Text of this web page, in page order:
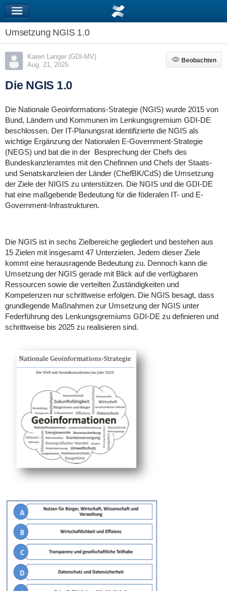
Umsetzung NGIS 1.0
Karen Langer (GDI-MV)
Aug. 21, 2025
Beobachten
Beobachten
Die NGIS 1.0
Die Nationale Geoinformations-Strategie (NGIS) wurde 2015 von
Bund, Ländern und Kommunen im Lenkungsgremium GDI-DE
beschlossen. Der IT-Planungsrat identifizierte die NGIS als
wichtige Ergänzung der Nationalen E-Government-Strategie
(NEGS) und bat die in der Besprechung der Chefs des
Bundeskanzleramtes mit den Chefinnen und Chefs der Staats-
und Senatskanzleien der Länder (ChefBK/CdS) die Umsetzung
der Ziele der NIGIS zu unterstützen. Die NGIS und die GDI-DE
hat eine maßgebende Bedeutung für die föderalen IT- und E-
Government-Infrastrukturen.
Die NGIS ist in sechs Zielbereiche gegliedert und bestehen aus
15 Zielen mit insgesamt 47 Unterzielen. Jedem dieser Ziele
kommt eine herausragende Bedeutung zu. Dennoch kann die
Umsetzung der NGIS gerade mit Blick auf die verfügbaren
Ressourcen sowie die verteilten Zuständigkeiten und
Kompetenzen nur schrittweise erfolgen. Die NGIS besagt, dass
grundlegende Maßnahmen zur Umsetzung der NGIS unter
Federführung des Lenkungsgremiums GDI-DE zu definieren und
schrittweise bis 2025 zu realisieren sind.